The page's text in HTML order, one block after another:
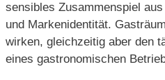
sensibles Zusammenspiel
und Markenidentität.
wirken, gleichzeitig aber den
eines gastronomischen